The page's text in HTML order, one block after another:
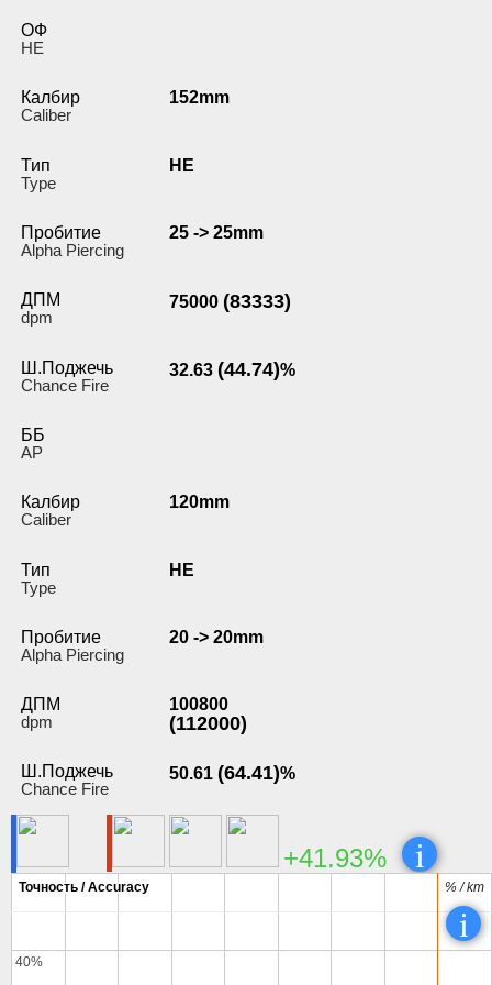
ОФ
HE
Калбир
Caliber
152mm
Тип
Type
HE
Пробитие
Alpha Piercing
25 -> 25mm
ДПМ
dpm
75000 (83333)
Ш.Поджечь
Chance Fire
32.63 (44.74)%
ББ
AP
Калбир
Caliber
120mm
Тип
Type
HE
Пробитие
Alpha Piercing
20 -> 20mm
ДПМ
dpm
100800
(112000)
Ш.Поджечь
Chance Fire
50.61 (64.41)%
+41.93%
i
i
Точность / Accuracy
Точность / Accuracy
40%
40%
% / km
% / km